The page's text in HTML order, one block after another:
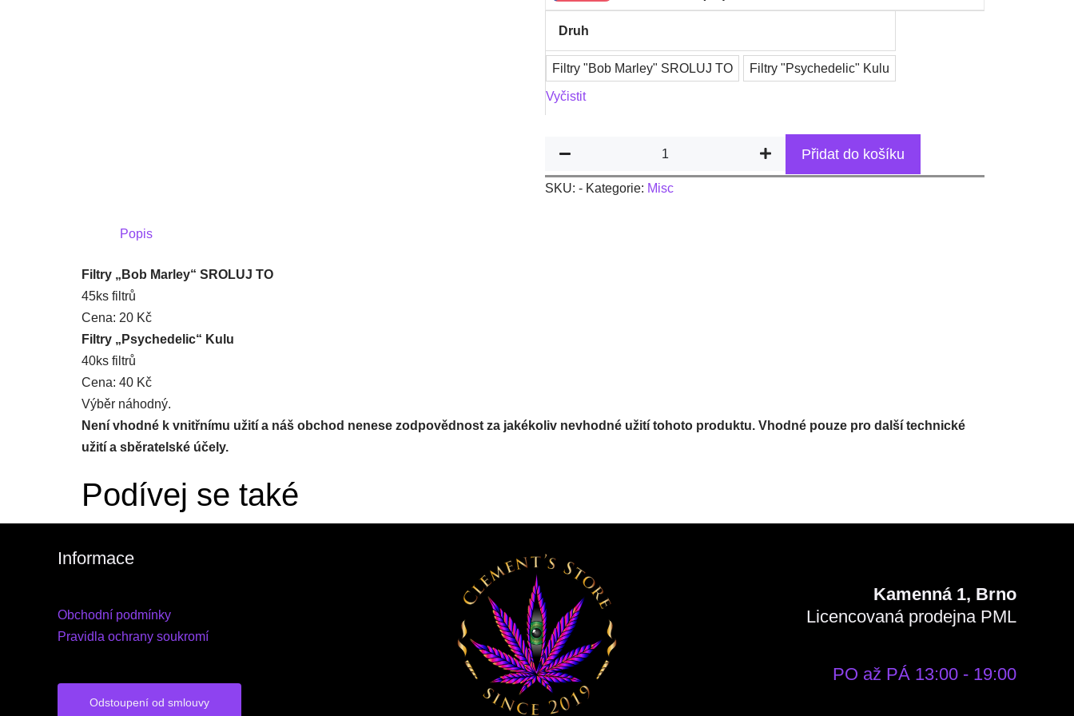
Druh
Filtry "Bob Marley" SROLUJ TO Filtry "Psychedelic" Kulu
Vyčistit
Přidat do košíku
SKU: - Kategorie: Misc
Popis
Filtry „Bob Marley“ SROLUJ TO
45ks filtrů
Cena: 20 Kč
Filtry „Psychedelic“ Kulu
40ks filtrů
Cena: 40 Kč
Výběr náhodný.
Není vhodné k vnitřnímu užití a náš obchod nenese zodpovědnost za jakékoliv nevhodné užití tohoto produktu. Vhodné pouze pro další technické
užití a sběratelské účely.
Podívej se také
Informace
Obchodní podmínky
Pravidla ochrany soukromí
Odstoupení od smlouvy
Kamenná 1, Brno
Licencovaná prodejna PML
PO až PÁ 13:00 - 19:00